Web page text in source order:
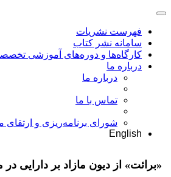
فهرست نشریات
سامانه نشر کتاب
کارگاه‌ها و دوره‌های آموزشی
درباره ما
درباره ما
تماس با ما
شورای برنامه‌ریزی و
English
«برائت» از دیون مازاد بر دارایی